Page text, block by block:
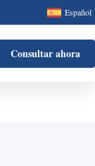
Español
Consultar ahora